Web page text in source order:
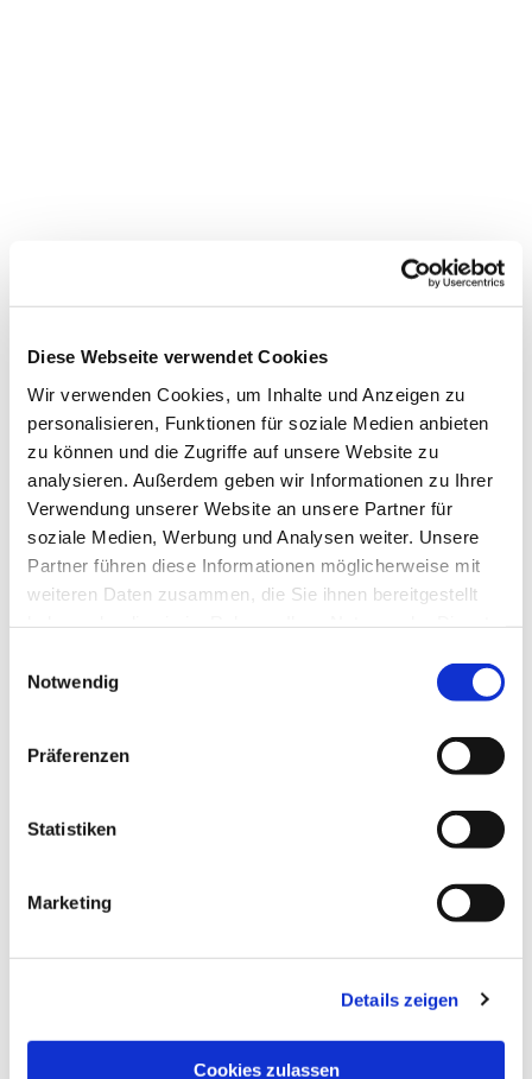
Diese Webseite verwendet Cookies
Wir verwenden Cookies, um Inhalte und Anzeigen zu
personalisieren, Funktionen für soziale Medien anbieten
zu können und die Zugriffe auf unsere Website zu
analysieren. Außerdem geben wir Informationen zu Ihrer
Verwendung unserer Website an unsere Partner für
soziale Medien, Werbung und Analysen weiter. Unsere
Partner führen diese Informationen möglicherweise mit
weiteren Daten zusammen, die Sie ihnen bereitgestellt
Notwendig
Präferenzen
Statistiken
Marketing
Details zeigen
Cookies zulassen
Navigation
Eusebius-Breitung-Platz 2